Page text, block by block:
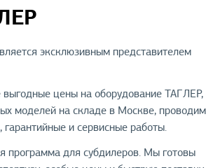
эксклюзивным представителем
цены на оборудование ТАГЛЕР,
моделей на складе в Москве, проводим
гарантийные и сервисные работы.
программа для субдилеров. Мы готовы